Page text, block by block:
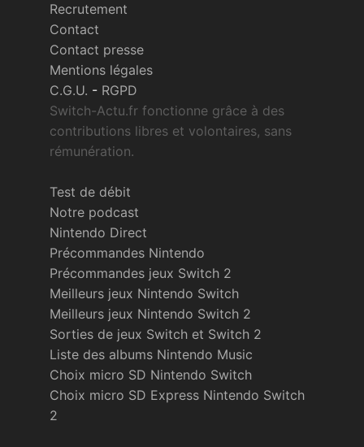
Recrutement
Contact
Contact presse
Mentions légales
C.G.U. - RGPD
Switch-Actu.fr fonctionne grâce à des
contributions libres et volontaires, sans
rémunération.
Test de débit
Notre podcast
Nintendo Direct
Précommandes Nintendo
Précommandes jeux Switch 2
Meilleurs jeux Nintendo Switch
Meilleurs jeux Nintendo Switch 2
Sorties de jeux Switch et Switch 2
Liste des albums Nintendo Music
Choix micro SD Nintendo Switch
Choix micro SD Express Nintendo Switch
2